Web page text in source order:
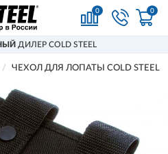
0 0
ДИЛЕР COLD STEEL
ЧЕХОЛ ДЛЯ ЛОПАТЫ COLD STEEL